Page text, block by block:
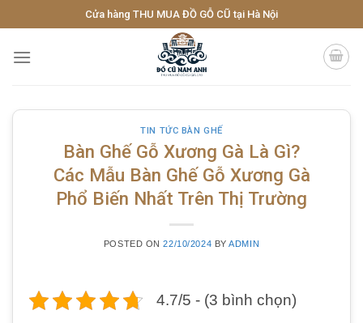
to
content
Cửa hàng THU MUA ĐỒ GỖ CŨ tại Hà Nội
TIN TỨC BÀN GHẾ
Bàn Ghế Gỗ Xương Gà Là Gì?
Các Mẫu Bàn Ghế Gỗ Xương Gà
Phổ Biến Nhất Trên Thị Trường
POSTED ON22/10/2024 BYADMIN
4.7/5 - (3 bình chọn)